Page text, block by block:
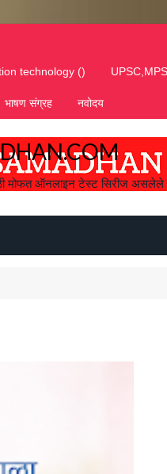
technology ()
भाषण संग्रह नवोदय
मोफत ऑनलाइन टेस्ट सिरीज असलेले